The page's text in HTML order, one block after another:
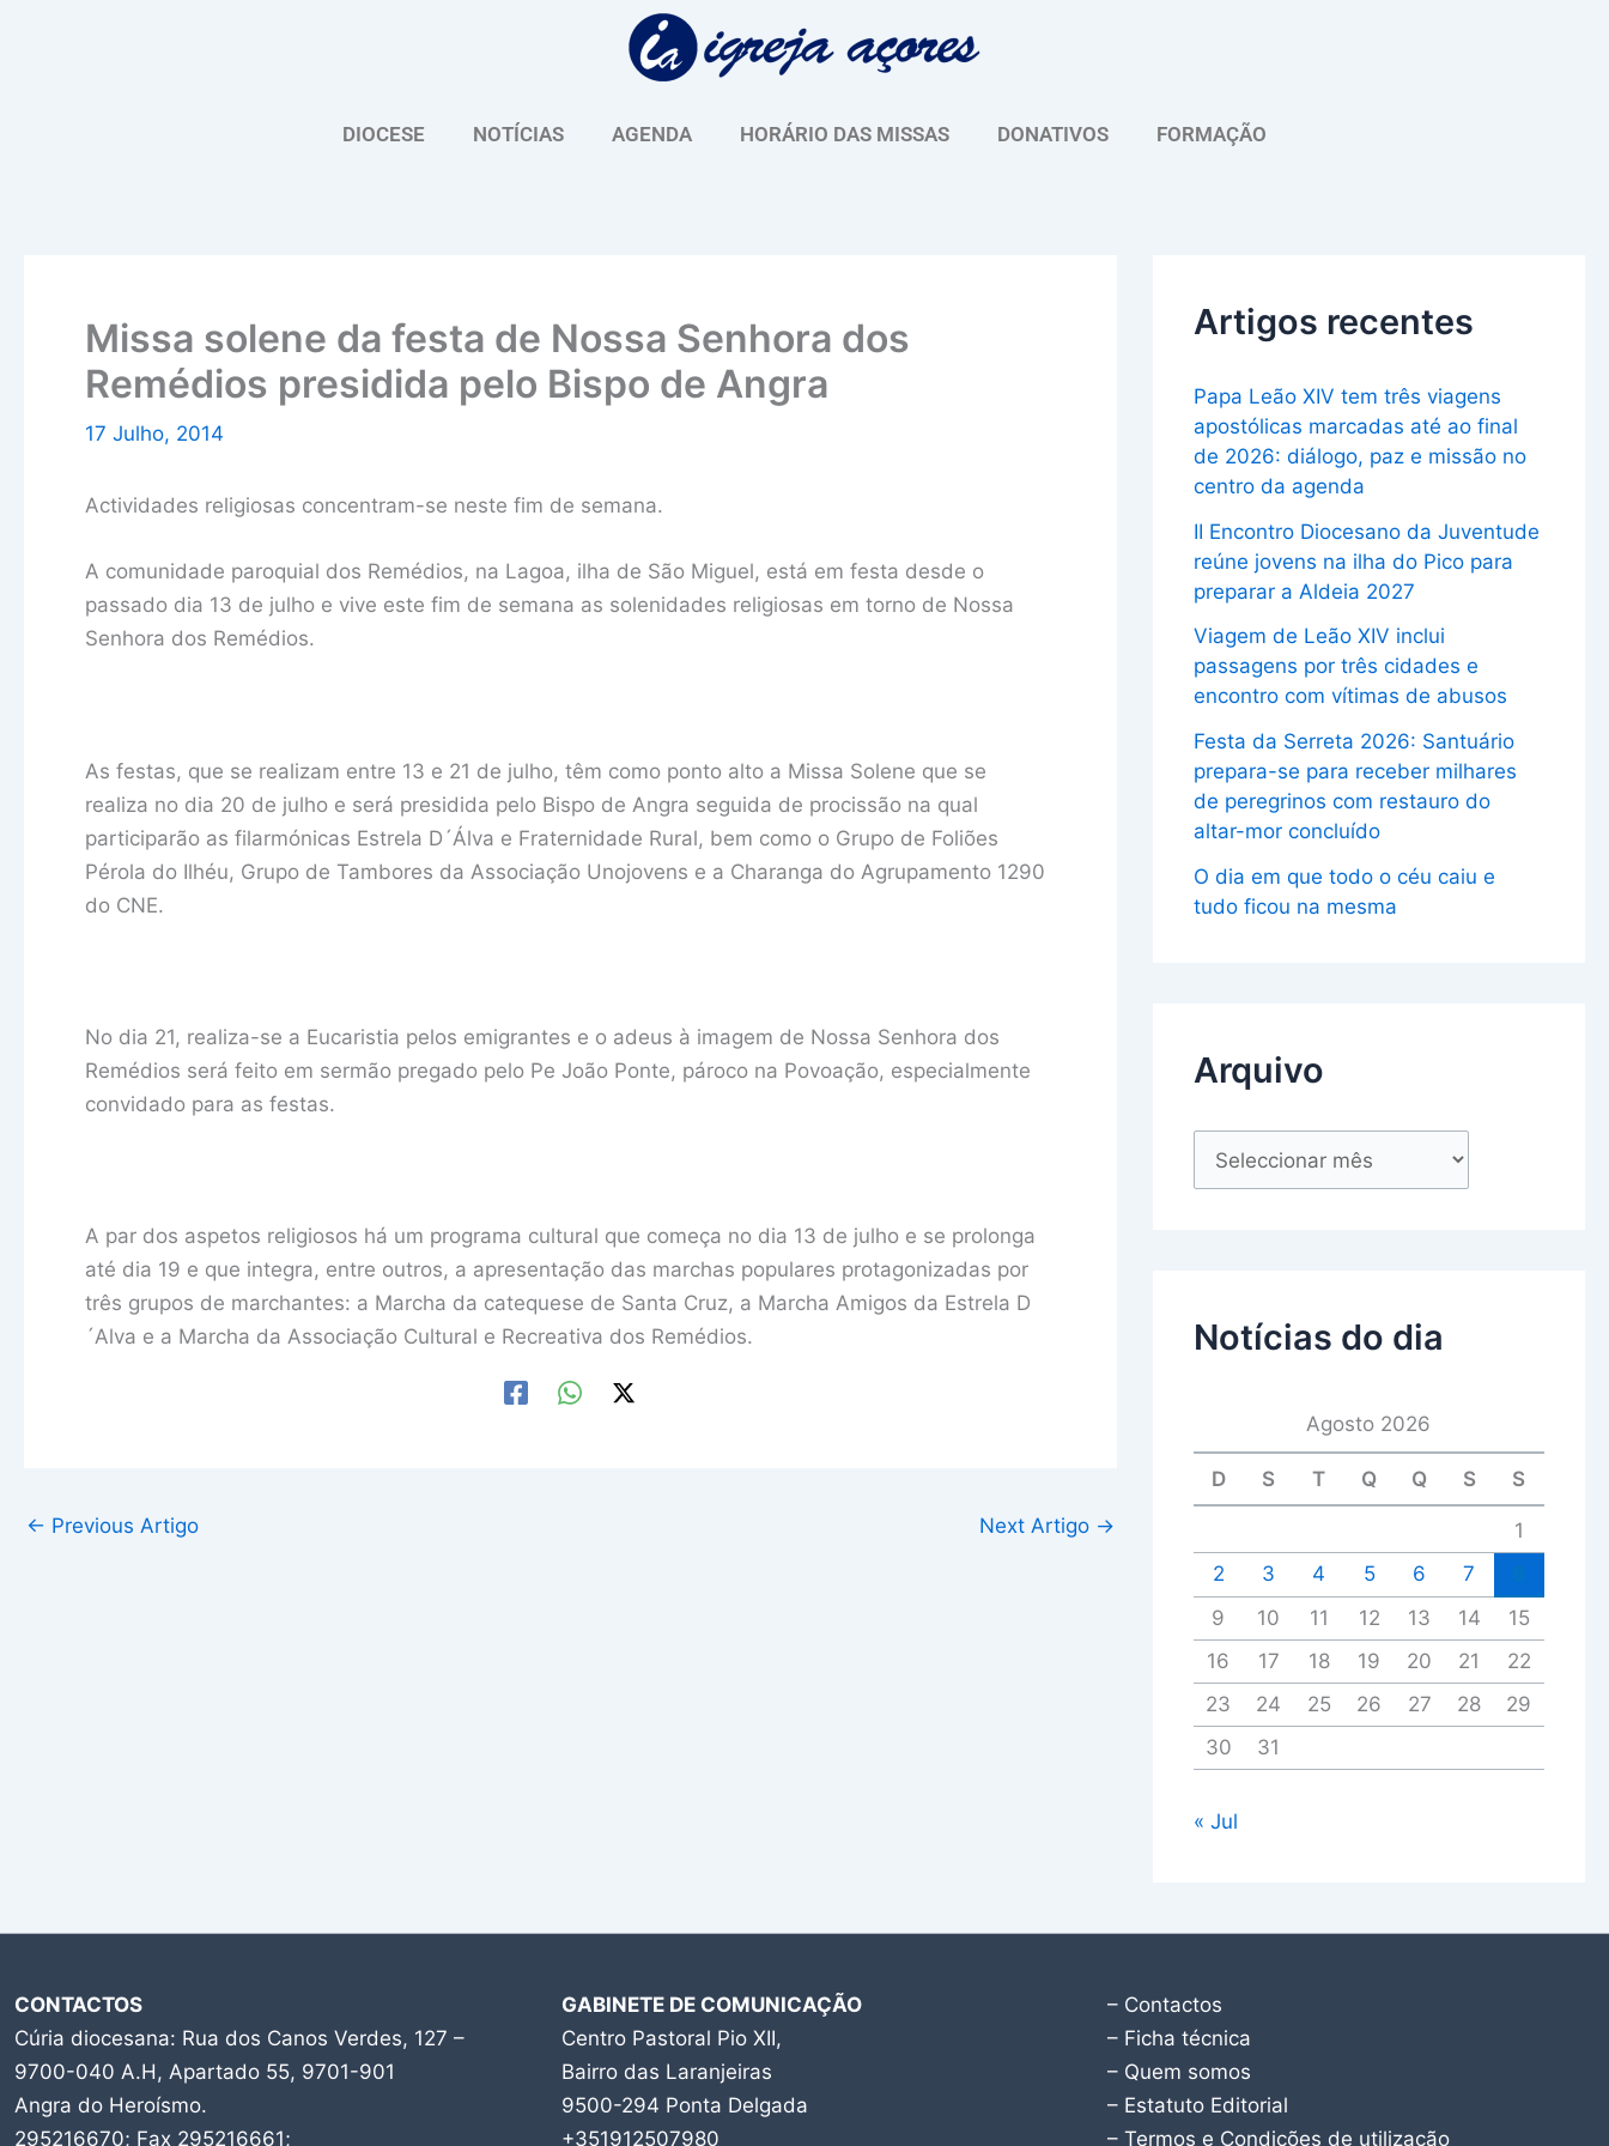
DIOCESE NOTÍCIAS AGENDA HORÁRIO DAS MISSAS DONATIVOS FORMAÇÃO
Missa solene da festa de Nossa Senhora dos
Remédios presidida pelo Bispo de Angra
17 Julho, 2014
Actividades religiosas concentram-se neste fim de semana.
A comunidade paroquial dos Remédios, na Lagoa, ilha de São Miguel, está em festa desde o
passado dia 13 de julho e vive este fim de semana as solenidades religiosas em torno de Nossa
Senhora dos Remédios.
As festas, que se realizam entre 13 e 21 de julho, têm como ponto alto a Missa Solene que se
realiza no dia 20 de julho e será presidida pelo Bispo de Angra seguida de procissão na qual
participarão as filarmónicas Estrela D´Álva e Fraternidade Rural, bem como o Grupo de Foliões
Pérola do Ilhéu, Grupo de Tambores da Associação Unojovens e a Charanga do Agrupamento 1290
do CNE.
No dia 21, realiza-se a Eucaristia pelos emigrantes e o adeus à imagem de Nossa Senhora dos
Remédios será feito em sermão pregado pelo Pe João Ponte, pároco na Povoação, especialmente
convidado para as festas.
A par dos aspetos religiosos há um programa cultural que começa no dia 13 de julho e se prolonga
até dia 19 e que integra, entre outros, a apresentação das marchas populares protagonizadas por
três grupos de marchantes: a Marcha da catequese de Santa Cruz, a Marcha Amigos da Estrela D
´Alva e a Marcha da Associação Cultural e Recreativa dos Remédios.
← Previous Artigo Next Artigo →
Artigos recentes
Papa Leão XIV tem três viagens
apostólicas marcadas até ao final
de 2026: diálogo, paz e missão no
centro da agenda
II Encontro Diocesano da Juventude
reúne jovens na ilha do Pico para
preparar a Aldeia 2027
Viagem de Leão XIV inclui
passagens por três cidades e
encontro com vítimas de abusos
Festa da Serreta 2026: Santuário
prepara-se para receber milhares
de peregrinos com restauro do
altar-mor concluído
O dia em que todo o céu caiu e
tudo ficou na mesma
Arquivo
u
Notícias do dia
Agosto 2026
D S T Q Q S S
1
2
3 4 5 6 7
9
10 11 12 13 14
15
16
17 18 19 20 21
22
23
24 25 26 27 28
29
30
31
« Jul
CONTACTOS
Cúria diocesana: Rua dos Canos Verdes, 127 –
9700-040 A.H, Apartado 55, 9701-901
Angra do Heroísmo.
295216670; Fax 295216661;
GABINETE DE COMUNICAÇÃO
Centro Pastoral Pio XII,
Bairro das Laranjeiras
9500-294 Ponta Delgada
+351912507980
– Contactos
– Ficha técnica
– Quem somos
– Estatuto Editorial
– Termos e Condições de utilização